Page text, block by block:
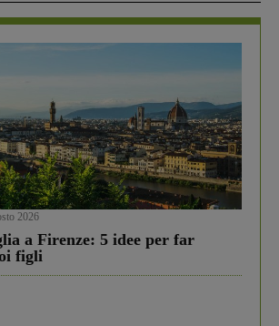
2026
a Firenze: 5 idee per far
figli